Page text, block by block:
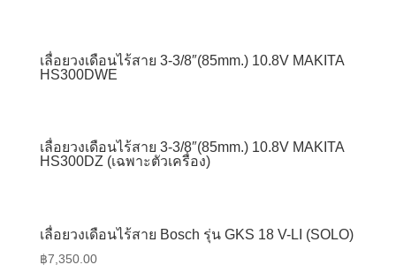
เลื่อยวงเดือนไร้สาย 3-3/8″(85mm.) 10.8V MAKITA
HS300DWE
เลื่อยวงเดือนไร้สาย 3-3/8″(85mm.) 10.8V MAKITA
HS300DZ (เฉพาะตัวเครื่อง)
เลื่อยวงเดือนไร้สาย Bosch รุ่น GKS 18 V-LI (SOLO)
฿7,350.00